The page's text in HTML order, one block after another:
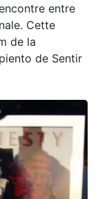
entre
Cette
de la
de Sentir